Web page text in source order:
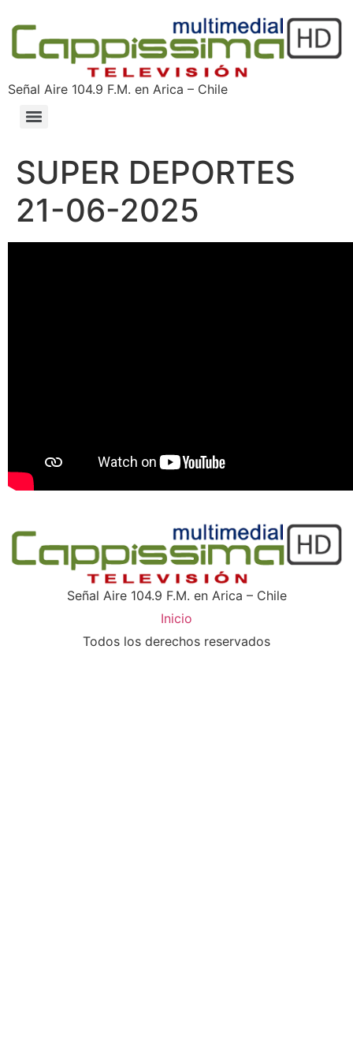
Señal Aire 104.9 F.M. en Arica – Chile
SUPER DEPORTES
21-06-2025
Señal Aire 104.9 F.M. en Arica – Chile
Inicio
Todos los derechos reservados